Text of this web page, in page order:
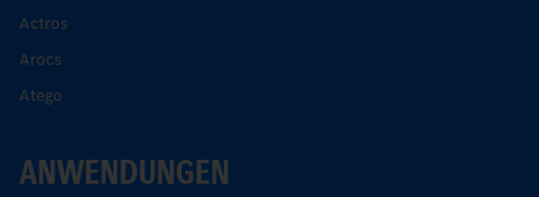
Actros
Arocs
Atego
ANWENDUNGEN